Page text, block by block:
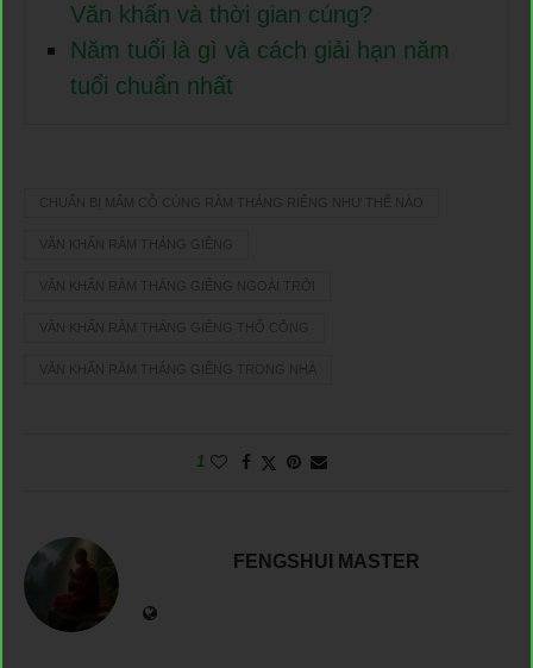
Văn khấn và thời gian cúng?
Năm tuổi là gì và cách giải hạn năm
tuổi chuẩn nhất
CHUẨN BỊ MÂM CỖ CÚNG RẰM THÁNG RIÊNG NHƯ THẾ NÀO
VĂN KHẤN RẰM THÁNG GIÊNG
VĂN KHẤN RẰM THÁNG GIÊNG NGOÀI TRỜI
VĂN KHẤN RẰM THÁNG GIÊNG THỔ CÔNG
VĂN KHẤN RẰM THÁNG GIÊNG TRONG NHÀ
1
FENGSHUI MASTER